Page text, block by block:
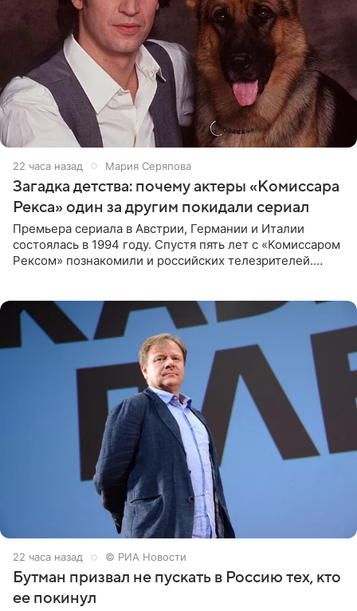
22 часа назад Мария Серяпова
Загадка детства: почему актеры «Комиссара
Рекса» один за другим покидали сериал
Премьера сериала в Австрии, Германии и Италии
состоялась в 1994 году. Спустя пять лет с «Комиссаром
Рексом» познакомили и российских телезрителей.
22 часа назад © РИА Новости
Бутман призвал не пускать в Россию тех, кто
ее покинул